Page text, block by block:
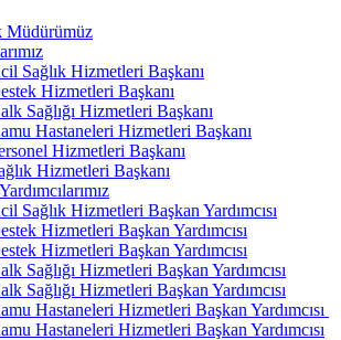
Müdürümüz
Sağlık Hizmetleri Başkanı
Hizmetleri Başkanı
Sağlığı Hizmetleri Başkanı
Hastaneleri Hizmetleri Başkanı
Hizmetleri Başkanı
Hizmetleri Başkanı
Sağlık Hizmetleri Başkan Yardımcısı
Hizmetleri Başkan Yardımcısı
Hizmetleri Başkan Yardımcısı
Sağlığı Hizmetleri Başkan Yardımcısı
Sağlığı Hizmetleri Başkan Yardımcısı
Hastaneleri Hizmetleri Başkan Yardımcısı
Hastaneleri Hizmetleri Başkan Yardımcısı